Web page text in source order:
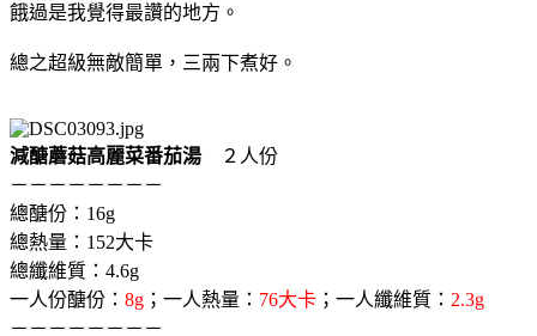
餓過是我覺得最讚的地方。
總之超級無敵簡單，三兩下煮好。
減醣蘑菇高麗菜番茄湯 ２人份
－－－－－－－－
總醣份：16g
總熱量：152大卡
總纖維質：4.6g
一人份醣份： 8g ；一人熱量： 76大卡 ；一人纖維質： 2.3g
－－－－－－－－